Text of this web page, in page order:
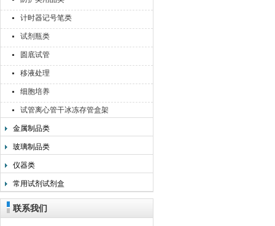
计时器记号笔类
试剂瓶类
圆底试管
移液处理
细胞培养
试管离心管干冰冻存管盒架
金属制品类
玻璃制品类
仪器类
常用试剂试剂盒
联系我们